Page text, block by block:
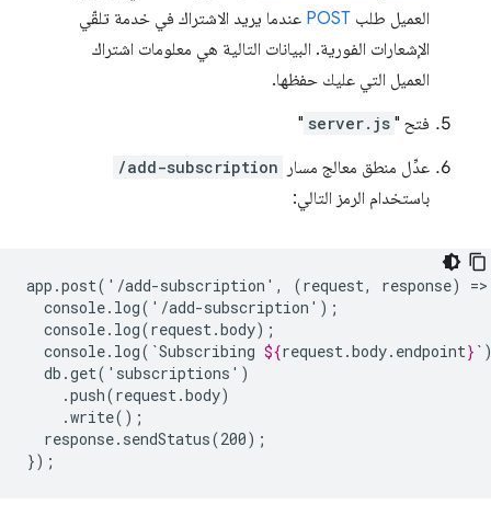
العميل طلب POST عندما يريد الاشتراك في خدمة تلقّي
الإشعارات الفورية. البيانات التالية هي معلومات اشتراك
العميل التي عليك حفظها.
فتح " server.js
"
عدِّل منطق معالج مسار
/add-subscription
باستخدام الرمز التالي:
app.post('/add-subscription', (request, response)
=>
console.log(`Subscribing ${request.body. endpoint}
response.sendStatus(200);